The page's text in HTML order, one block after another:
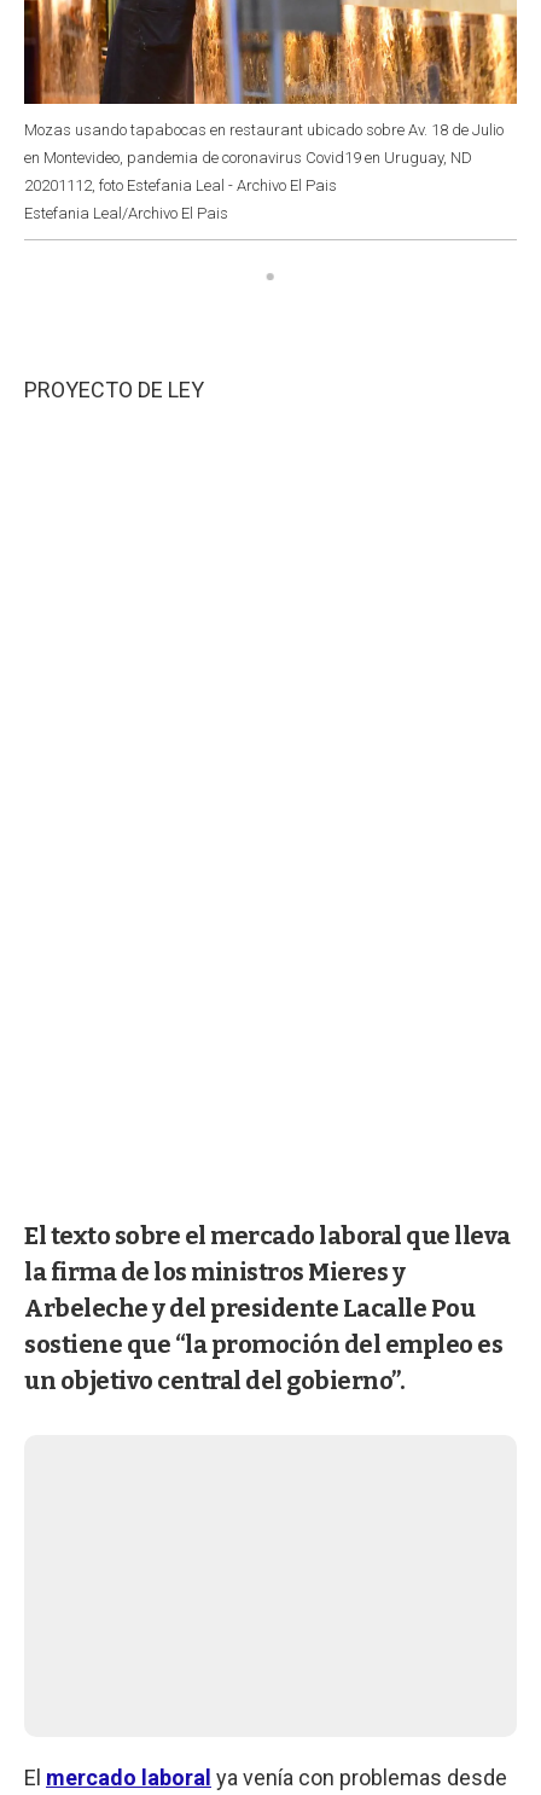
Mozas usando tapabocas en restaurant ubicado sobre Av. 18 de Julio
en Montevideo, pandemia de coronavirus Covid19 en Uruguay, ND
20201112, foto Estefania Leal - Archivo El Pais
Estefania Leal/Archivo El Pais
PROYECTO DE LEY
El texto sobre el mercado laboral que lleva
la firma de los ministros Mieres y
Arbeleche y del presidente Lacalle Pou
sostiene que “la promoción del empleo es
un objetivo central del gobierno”.
El mercado laboral ya venía con problemas desde